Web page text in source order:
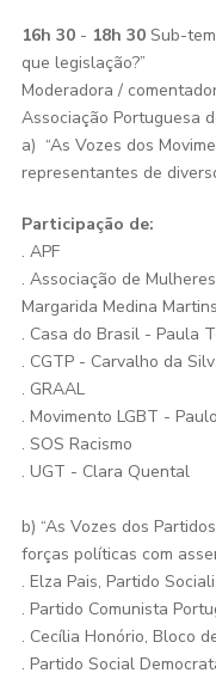
16h 30 - 18h 30Sub-
que legislação?”
Moderadora /
Associação Portuguesa
a) “As Vozes dos
representantes de
Participação de:
. APF
. Associação de
Margarida Medina Martins
. Casa do Brasil - Paula
. CGTP - Carvalho da
. GRAAL
. Movimento LGBT -
. SOS Racismo
. UGT - Clara Quental
b) “As Vozes dos
forças políticas com
. Elza Pais, Partido
. Partido Comunista
. Cecília Honório, Bloco
. Partido Social